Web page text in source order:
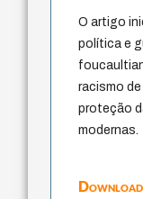
O artigo
política e
racismo
proteção
modernas.